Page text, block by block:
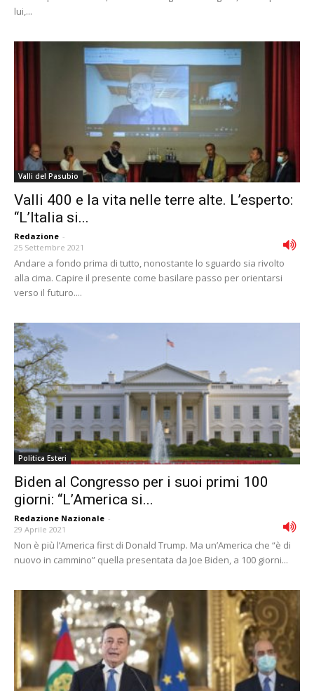
lui,...
Valli del Pasubio
Valli 400 e la vita nelle terre alte. L’esperto:
“L’Italia si...
Redazione -
25 Settembre 2021
Andare a fondo prima di tutto, nonostante lo sguardo sia rivolto
alla cima. Capire il presente come basilare passo per orientarsi
verso il futuro....
Politica Esteri
Biden al Congresso per i suoi primi 100
giorni: “L’America si...
Redazione Nazionale -
29 Aprile 2021
Non è più l’America first di Donald Trump. Ma un’America che “è di
nuovo in cammino” quella presentata da Joe Biden, a 100 giorni...